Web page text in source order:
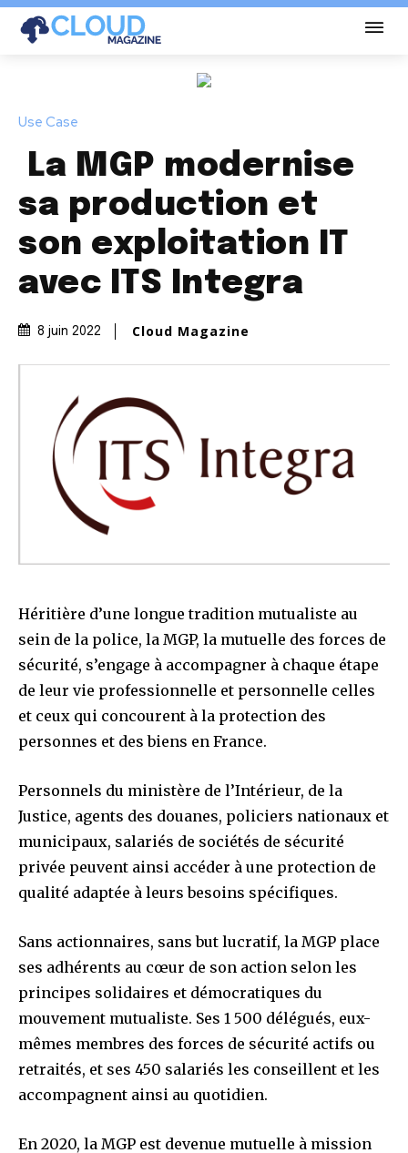
Use Case
La MGP modernise
sa production et
son exploitation IT
avec ITS Integra
8 juin 2022 Cloud Magazine
Héritière d’une longue tradition mutualiste au
sein de la police, la MGP, la mutuelle des forces de
sécurité, s’engage à accompagner à chaque étape
de leur vie professionnelle et personnelle celles
et ceux qui concourent à la protection des
personnes et des biens en France.
Personnels du ministère de l’Intérieur, de la
Justice, agents des douanes, policiers nationaux et
municipaux, salariés de sociétés de sécurité
privée peuvent ainsi accéder à une protection de
qualité adaptée à leurs besoins spécifiques.
Sans actionnaires, sans but lucratif, la MGP place
ses adhérents au cœur de son action selon les
principes solidaires et démocratiques du
mouvement mutualiste. Ses 1 500 délégués, eux-
mêmes membres des forces de sécurité actifs ou
retraités, et ses 450 salariés les conseillent et les
accompagnent ainsi au quotidien.
En 2020, la MGP est devenue mutuelle à mission